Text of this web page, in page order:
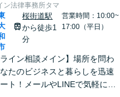
ン法律事務所タマ
桜街道駅
から徒歩1
分
営業時間：10:00~
17:00（平日）
ライン相談メイン】場所を問わ
たのビジネスと暮らしを迅速
ト！メールやLINEで気軽につ